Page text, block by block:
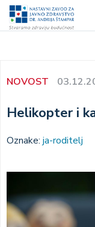
Skoči
NOVOST
Helikopter i
Oznake: ja-roditelj